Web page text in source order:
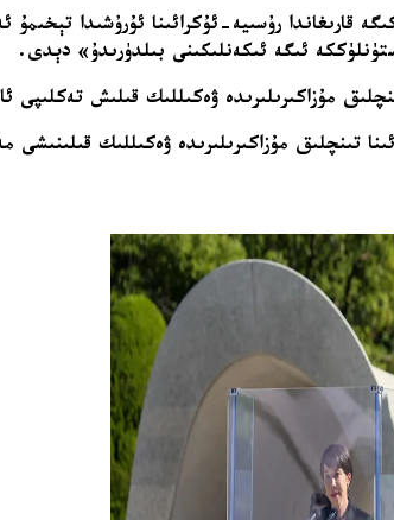
ئىلگىرىكىگە قارىغاندا رۇسىيە-ئۇكرائىنا
ئىگە ئىكەنلىكىنى بىلدۈرىدۇ» دېدى.
مۇزاكىرىلىرىدە ۋەكىللىك قىلىش
تىنچلىق مۇزاكىرىلىرىدە ۋەكىللىك